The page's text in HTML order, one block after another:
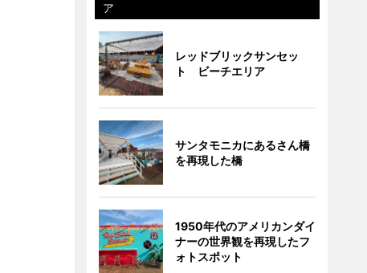
ア
レッドブリックサンセッ
ト ビーチエリア
サンタモニカにあるさん橋
を再現した橋
1950年代のアメリカンダイ
ナーの世界観を再現したフ
ォトスポット